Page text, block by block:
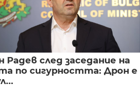
Радев след заседание на
по сигурността: Дрон е